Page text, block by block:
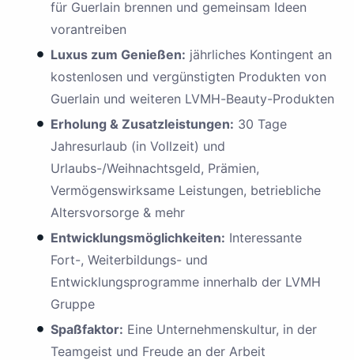
für Guerlain brennen und gemeinsam Ideen
vorantreiben
Luxus zum Genießen: jährliches Kontingent an
kostenlosen und vergünstigten Produkten von
Guerlain und weiteren LVMH-Beauty-Produkten
Erholung & Zusatzleistungen: 30 Tage
Jahresurlaub (in Vollzeit) und
Urlaubs-/Weihnachtsgeld, Prämien,
Vermögenswirksame Leistungen, betriebliche
Altersvorsorge & mehr
Entwicklungsmöglichkeiten: Interessante
Fort-, Weiterbildungs- und
Entwicklungsprogramme innerhalb der LVMH
Gruppe
Spaßfaktor: Eine Unternehmenskultur, in der
Teamgeist und Freude an der Arbeit